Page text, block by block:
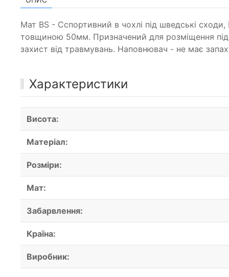
Мат BS - Cспортивний в чохлі під шведські
товщиною 50мм. Призначений для розміщення під
захист від травмувань. Наповнювач - не має
Характеристики
Висота:
Матеріал:
Розміри:
Мат:
Забарвлення:
Країна:
Виробник: